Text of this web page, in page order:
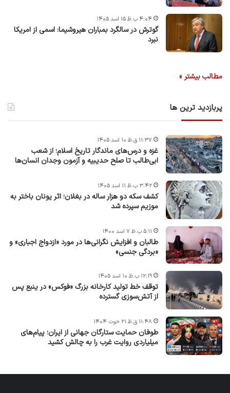
گوترش در سالگرد بمباران هیروشیما: اسمی از امریکا
نبرد
۴:۰۴ ب.ظ ۱۵ اسد ۱۴۰۵
مطالب بیشتر »
پربازدید ترین ها
غزه و درس‌های ماندگار تاریخ اسلام؛ از شعب
ابی‌طالب تا صلح حدیبیه و آزمون وجدان انسان‌ها
۱۱:۳۷ ق.ظ ۱۰ اسد ۱۴۰۵
کشف سکه دو هزار ساله در بغلان؛ اثر یونان باختر به
موزیم سپرده شد
۳:۴۲ ب.ظ ۱۱ اسد ۱۴۰۵
طالبان و افزایش نگرانی‌ها در مورد «ازدواج اجباری» و
«بردگی جنسی»
۵:۱۱ ب.ظ ۷ اسد ۱۴۰۰
توقف خط تولید کارخانه بزرگ «فوکس» در ینبع پس
از آتش‌سوزی گسترده
۱۲:۱۹ ب.ظ ۱۰ اسد ۱۴۰۵
طوفان حمایت ستارگان جهانی از ایران؛ پیام‌های
میلیاردی روایت غرب را به چالش کشید
۱۱:۴۸ ق.ظ ۲۱ حوت ۱۴۰۴